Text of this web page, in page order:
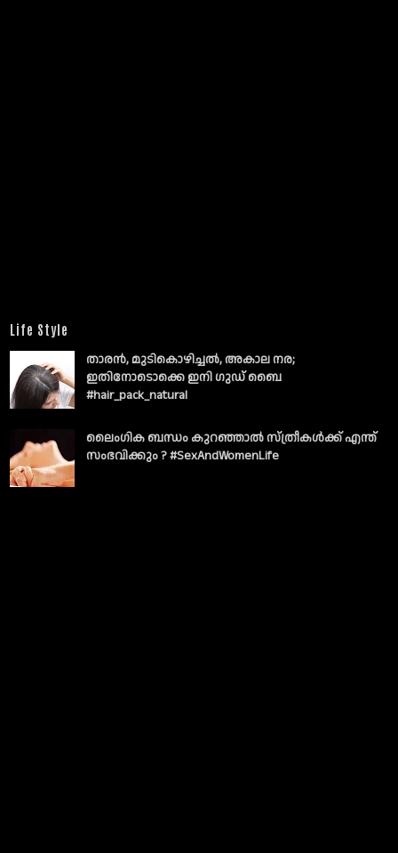
Life Style
താരൻ, മുടികൊഴിച്ചൽ, അകാല നര;
ഇതിനോടൊക്കെ ഇനി ഗുഡ് ബൈ
#hair_pack_natural
ലൈംഗിക ബന്ധം കുറഞ്ഞാല്‍ സ്ത്രീകള്‍ക്ക് എന്ത്
സംഭവിക്കും ? #SexAndWomenLife